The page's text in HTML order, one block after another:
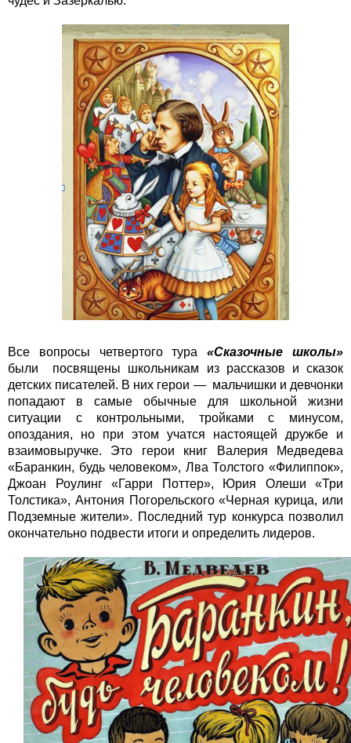
Все вопросы четвертого тура«Сказочные школы»
были посвящены школьникам из рассказов и сказок
детских писателей. В них герои — мальчишки и девчонки
попадают в самые обычные для школьной жизни
ситуации с контрольными, тройками с минусом,
опоздания, но при этом учатся настоящей дружбе и
взаимовыручке. Это герои книг Валерия Медведева
«Баранкин, будь человеком», Лва Толстого «Филиппок»,
Джоан Роулинг «Гарри Поттер», Юрия Олеши «Три
Толстика», Антония Погорельского «Черная курица, или
Подземные жители». Последний тур конкурса позволил
окончательно подвести итоги и определить лидеров.